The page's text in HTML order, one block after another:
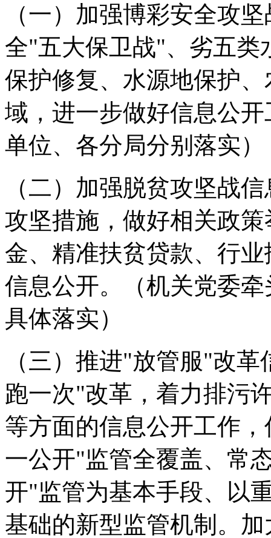
（一）加强博彩安全攻
全"五大保卫战"、劣五类
保护修复、水源地保护
域，进一步做好信息公开
单位、各分局分别落实）
（二）加强脱贫攻坚战
攻坚措施，做好相关政
金、精准扶贫贷款、行
信息公开。
（机关党委
具体落实）
（三）推进"放管服"改革
跑一次"改革，着力排污
等方面的信息公开工作
一公开"监管全覆盖、常
开"监管为基本手段、以
基础的新型监管机制。